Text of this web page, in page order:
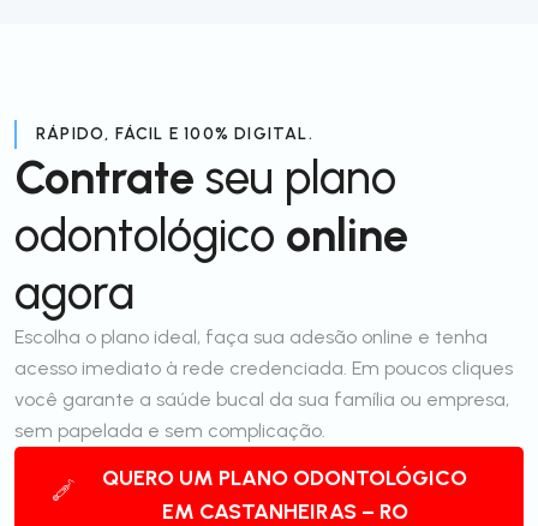
RÁPIDO, FÁCIL E 100% DIGITAL.
Contrate seu plano
odontológico online
agora
Escolha o plano ideal, faça sua adesão online e tenha
acesso imediato à rede credenciada. Em poucos cliques
você garante a saúde bucal da sua família ou empresa,
sem papelada e sem complicação.
QUERO UM PLANO ODONTOLÓGICO
EM CASTANHEIRAS – RO